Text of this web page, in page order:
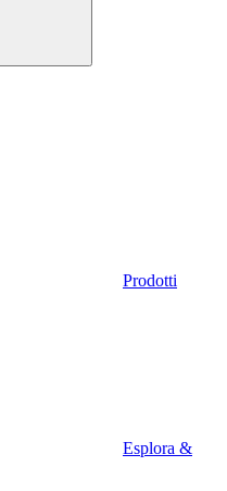
Prodotti
Esplora &